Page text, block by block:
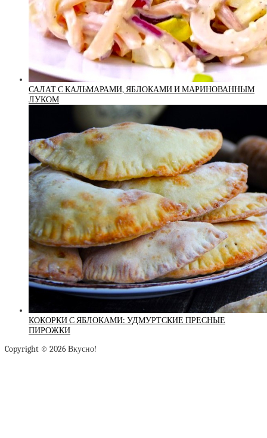
САЛАТ С КАЛЬМАРАМИ, ЯБЛОКАМИ И МАРИНОВАННЫМ
ЛУКОМ
КОКОРКИ С ЯБЛОКАМИ: УДМУРТСКИЕ ПРЕСНЫЕ
ПИРОЖКИ
Copyright © 2026 Вкусно!